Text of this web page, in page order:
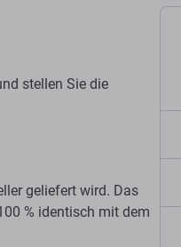
stellen Sie die
geliefert wird. Das
% identisch mit dem